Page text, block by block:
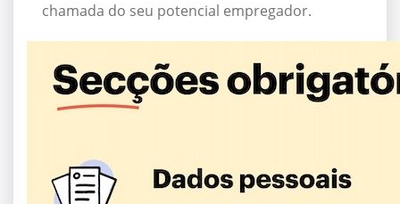
chamada do seu potencial empregador.